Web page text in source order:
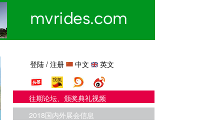
登陆 /注册 中文 英文
往期论坛、颁奖典礼视频
2018国内外展会信息